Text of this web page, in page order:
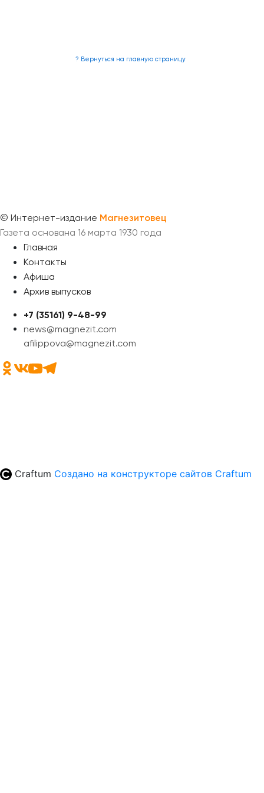
? Вернуться на главную страницу
© Интернет-издание Магнезитовец
Газета основана 16 марта 1930 года
Главная
Контакты
Афиша
Архив выпусков
+7 (35161) 9-48-99
news@magnezit.com
afilippova@magnezit.com
Craftum Создано на конструкторе сайтов Craftum